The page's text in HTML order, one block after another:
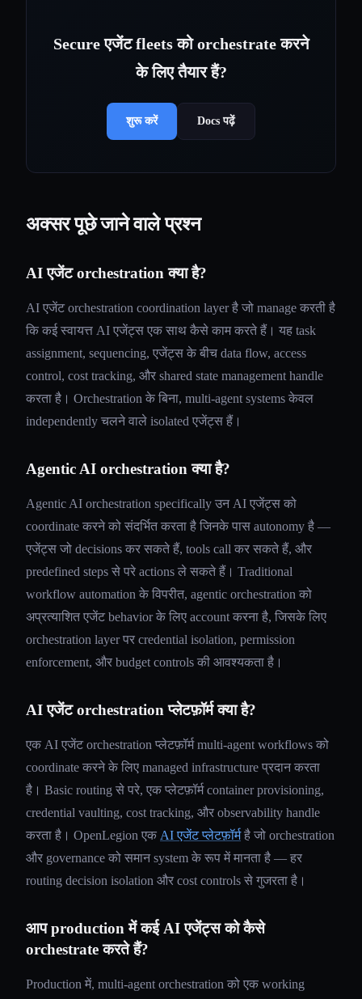
Secure एजेंट fleets को orchestrate करने
के लिए तैयार हैं?
शुरू करें Docs पढ़ें
अक्सर पूछे जाने वाले प्रश्न
AI एजेंट orchestration क्या है?
AI एजेंट orchestration coordination layer है जो manage करती है
कि कई स्वायत्त AI एजेंट्स एक साथ कैसे काम करते हैं। यह task
assignment, sequencing, एजेंट्स के बीच data flow, access
control, cost tracking, और shared state management handle
करता है। Orchestration के बिना, multi-agent systems केवल
independently चलने वाले isolated एजेंट्स हैं।
Agentic AI orchestration क्या है?
Agentic AI orchestration specifically उन AI एजेंट्स को
coordinate करने को संदर्भित करता है जिनके पास autonomy है —
एजेंट्स जो decisions कर सकते हैं, tools call कर सकते हैं, और
predefined steps से परे actions ले सकते हैं। Traditional
workflow automation के विपरीत, agentic orchestration को
अप्रत्याशित एजेंट behavior के लिए account करना है, जिसके लिए
orchestration layer पर credential isolation, permission
enforcement, और budget controls की आवश्यकता है।
AI एजेंट orchestration प्लेटफ़ॉर्म क्या है?
एक AI एजेंट orchestration प्लेटफ़ॉर्म multi-agent workflows को
coordinate करने के लिए managed infrastructure प्रदान करता
है। Basic routing से परे, एक प्लेटफ़ॉर्म container provisioning,
credential vaulting, cost tracking, और observability handle
करता है। OpenLegion एक AI एजेंट प्लेटफ़ॉर्महै जो orchestration
और governance को समान system के रूप में मानता है — हर
routing decision isolation और cost controls से गुजरता है।
आप production में कई AI एजेंट्स को कैसे
orchestrate करते हैं?
Production में, multi-agent orchestration को एक working